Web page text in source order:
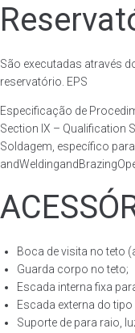
São executadas através
reservatório. EPS
Especificação de
Section IX – Qualification
Soldagem, específico
Boca de visita no teto
Guarda corpo no teto;
Escada interna fixa
Escada externa do
Suporte de para raio,